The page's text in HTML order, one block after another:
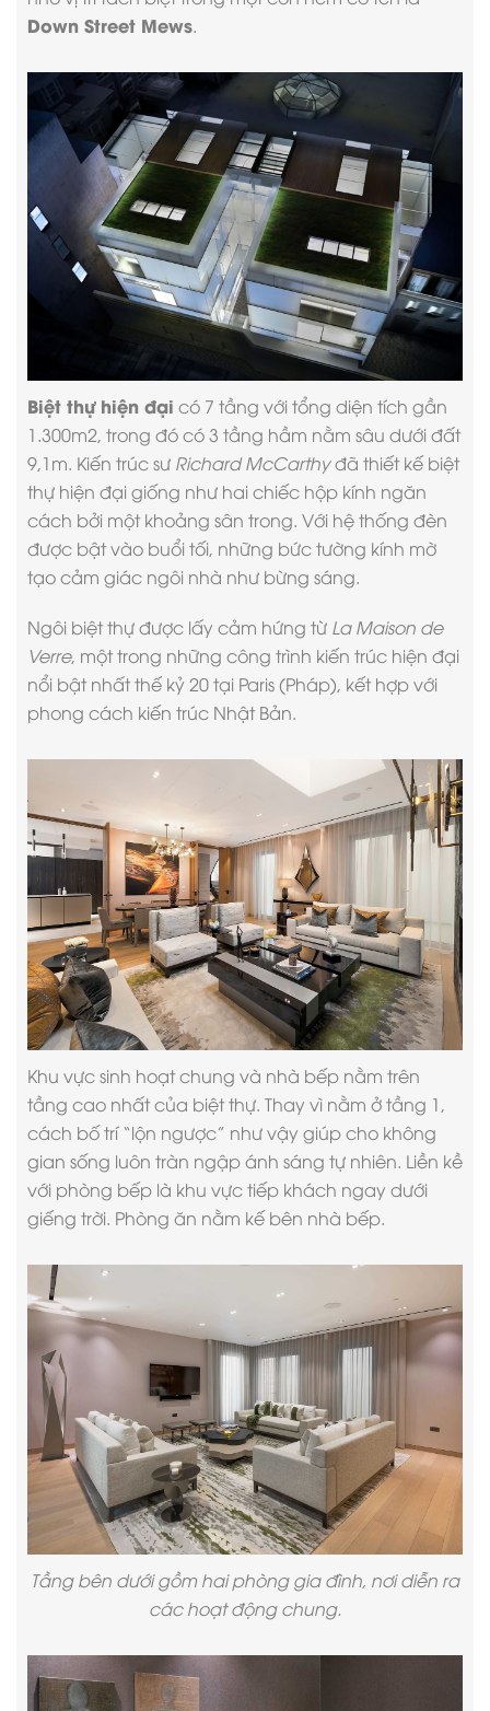
Down Street Mews.
Biệt thự hiện đại có 7 tầng với tổng diện tích gần
1.300m2, trong đó có 3 tầng hầm nằm sâu dưới đất
9,1m. Kiến trúc sư Richard McCarthyđã thiết kế biệt
thự hiện đại giống như hai chiếc hộp kính ngăn
cách bởi một khoảng sân trong. Với hệ thống đèn
được bật vào buổi tối, những bức tường kính mờ
tạo cảm giác ngôi nhà như bừng sáng.
Ngôi biệt thự được lấy cảm hứng từ La Maison de
Verre, một trong những công trình kiến trúc hiện đại
nổi bật nhất thế kỷ 20 tại Paris (Pháp), kết hợp với
phong cách kiến ​​trúc Nhật Bản.
Khu vực sinh hoạt chung và nhà bếp nằm trên
tầng cao nhất của biệt thự. Thay vì nằm ở tầng 1,
cách bố trí “lộn ngược” như vậy giúp cho không
gian sống luôn tràn ngập ánh sáng tự nhiên. Liền kề
với phòng bếp là khu vực tiếp khách ngay dưới
giếng trời. Phòng ăn nằm kế bên nhà bếp.
Tầng bên dưới gồm hai phòng gia đình, nơi diễn ra
các hoạt động chung.